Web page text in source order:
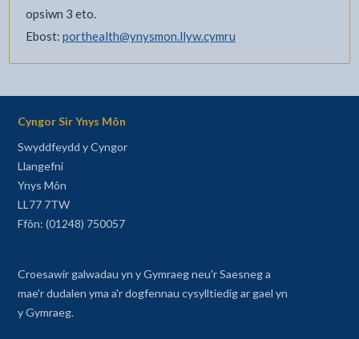
opsiwn 3 eto.
Ebost: porthealth@ynysmon.llyw.cymru
Cyngor Sir Ynys Môn
Swyddfeydd y Cyngor
Llangefni
Ynys Môn
LL77 7TW
Ffôn: (01248) 750057
Croesawir galwadau yn y Gymraeg neu'r Saesneg a
mae'r dudalen yma a'r dogfennau cysylltiedig ar gael yn
y Gymraeg.